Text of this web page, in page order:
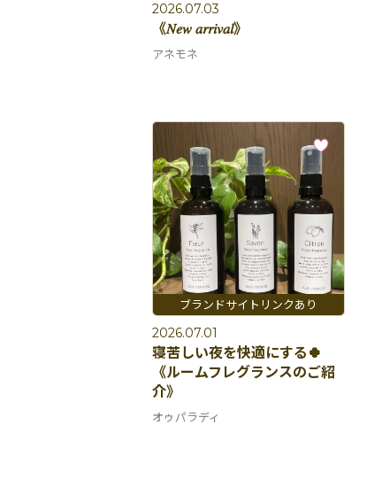
2026.07.03
《𝑁𝑒𝑤 𝑎𝑟𝑟𝑖𝑣𝑎𝑙》
アネモネ
2026.07.01
寝苦しい夜を快適にする🍀
《ルームフレグランスのご紹
介》
オゥパラディ